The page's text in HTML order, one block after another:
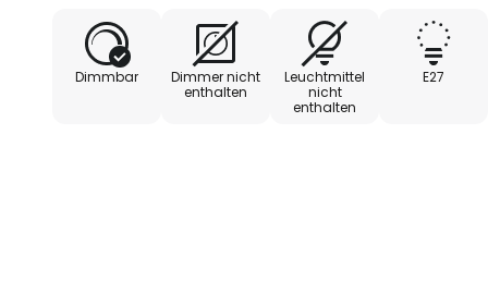
Dimmbar
Dimmer nicht
enthalten
Leuchtmittel
nicht
enthalten
E27